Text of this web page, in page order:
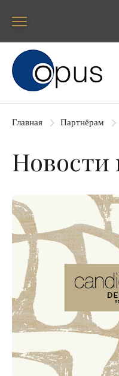
Блок поиска
Главная Партнёрам
Новости